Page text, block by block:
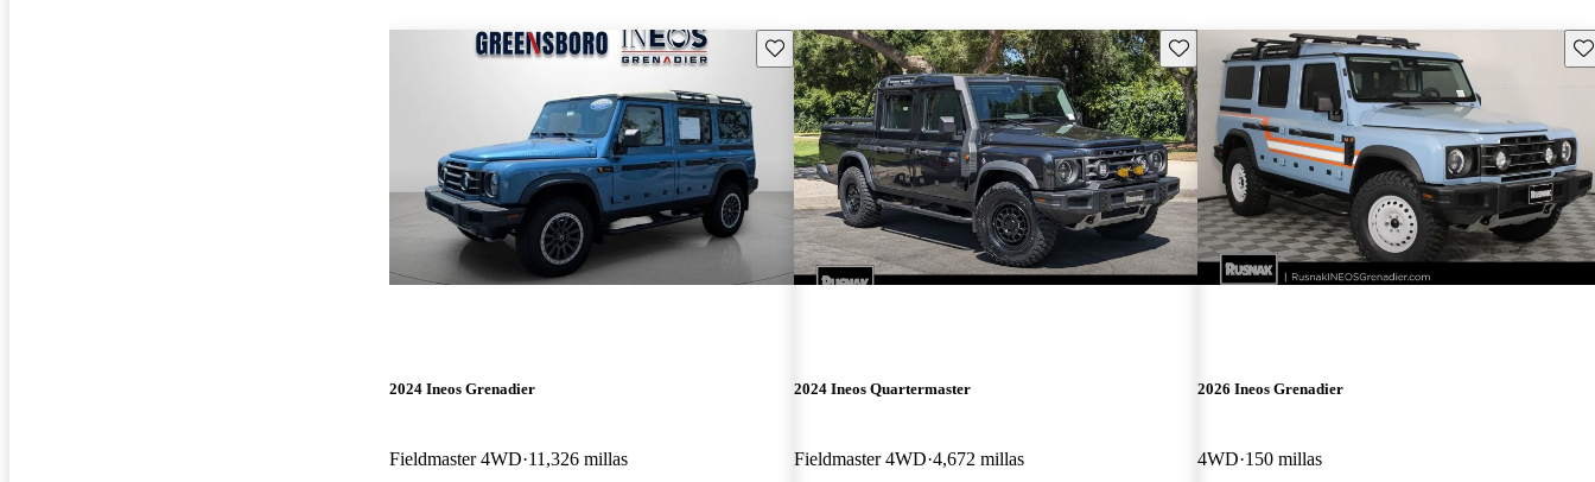
Guarda este Aviso
2024 Ineos Grenadier
Fieldmaster 4WD 11,326 millas
Guarda este Aviso
2024 Ineos Quartermaster
Fieldmaster 4WD 4,672 millas
2026 Ineos Grenadier
4WD 150 millas